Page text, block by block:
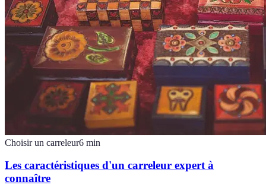
Choisir un carreleur6 min
Les caractéristiques d'un carreleur expert à
connaître